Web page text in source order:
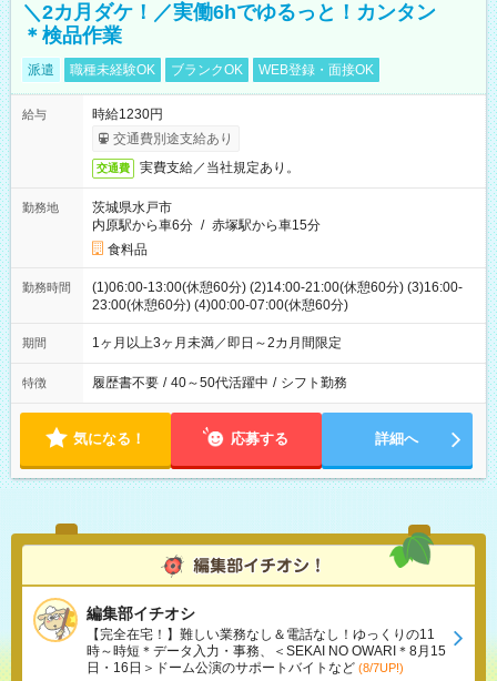
＼2カ月ダケ！／実働6hでゆるっと！カンタン
＊検品作業
派遣 職種未経験OK ブランクOK WEB登録・面接OK
給与
時給1230円
交通費別途支給あり
交通費 実費支給／当社規定あり。
勤務地
茨城県水戸市
内原駅から車6分 / 赤塚駅から車15分
食料品
勤務時間
(1)06:00-13:00(休憩60分) (2)14:00-21:00(休憩60分) (3)16:00-
23:00(休憩60分) (4)00:00-07:00(休憩60分)
期間 1ヶ月以上3ヶ月未満／即日～2カ月間限定
特徴 履歴書不要 / 40～50代活躍中 / シフト勤務
気になる！ 応募する 詳細へ
編集部イチオシ
【完全在宅！】難しい業務なし＆電話なし！ゆっくりの11
時～時短＊データ入力・事務、＜SEKAI NO OWARI＊8月15
日・16日＞ドーム公演のサポートバイトなど (8/7UP!)